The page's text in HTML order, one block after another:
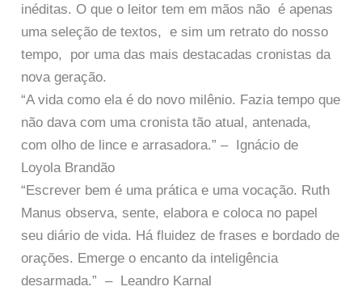
inéditas. O que o leitor tem em mãos não é apenas
uma seleção de textos, e sim um retrato do nosso
tempo, por uma das mais destacadas cronistas da
nova geração.
“A vida como ela é do novo milênio. Fazia tempo que
não dava com uma cronista tão atual, antenada,
com olho de lince e arrasadora.” – Ignácio de
Loyola Brandão
“Escrever bem é uma prática e uma vocação. Ruth
Manus observa, sente, elabora e coloca no papel
seu diário de vida. Há fluidez de frases e bordado de
orações. Emerge o encanto da inteligência
desarmada.” – Leandro Karnal